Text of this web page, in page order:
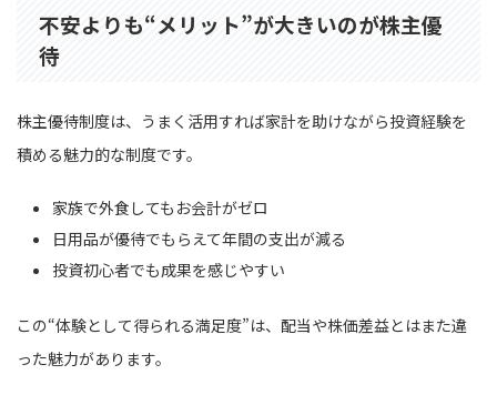
不安よりも“メリット”が大きいのが株主優
待
株主優待制度は、うまく活用すれば家計を助けながら投資経験を
積める魅力的な制度です。
家族で外食してもお会計がゼロ
日用品が優待でもらえて年間の支出が減る
投資初心者でも成果を感じやすい
この“体験として得られる満足度”は、配当や株価差益とはまた違
った魅力があります。